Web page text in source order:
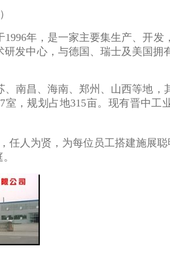
年，是一家主要集生产、开发
发中心，与德国、瑞士及美国拥
南昌、海南、郑州、山西等地，
，规划占地315亩。现有晋中工
人为贤，为每位员工搭建施展聪